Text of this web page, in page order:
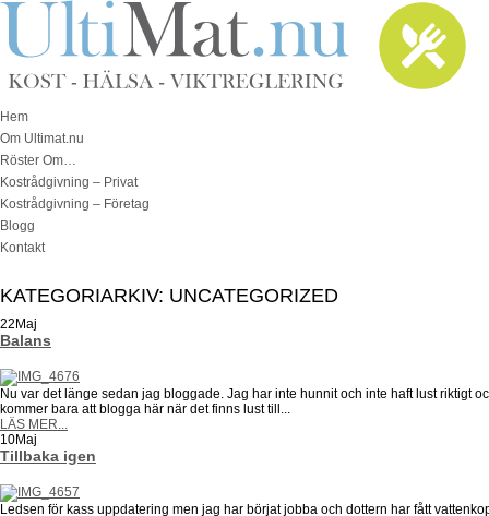
Hem
Om Ultimat.nu
Röster Om…
Kostrådgivning – Privat
Kostrådgivning – Företag
Blogg
Kontakt
KATEGORIARKIV: UNCATEGORIZED
22 Maj
Balans
Nu var det länge sedan jag bloggade. Jag har inte hunnit och inte haft lust riktigt
kommer bara att blogga här när det finns lust till...
LÄS MER...
10Maj
Tillbaka igen
Ledsen för kass uppdatering men jag har börjat jobba och dottern har fått